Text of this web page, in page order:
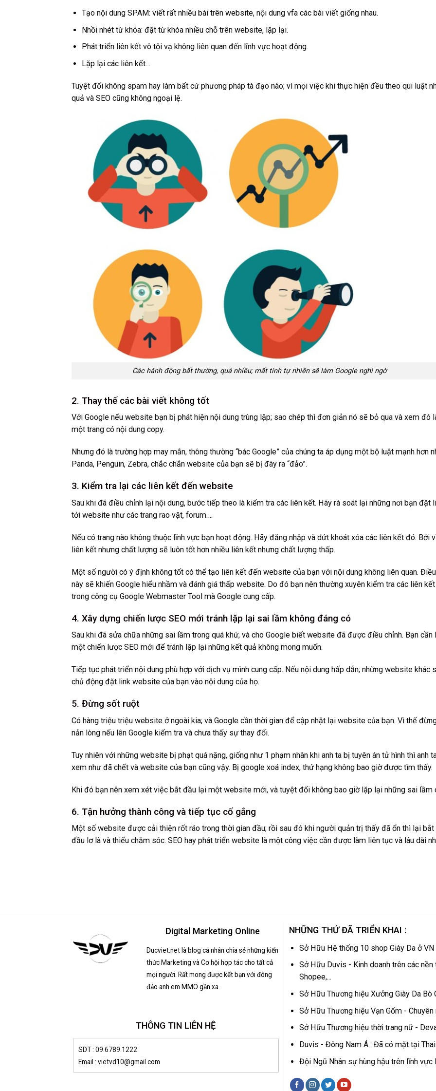
Tạo nội dung SPAM: viết rất nhiều bài trên website, nội dung vfa các bài viết giống nhau.
Nhồi nhét từ khóa: đặt từ khóa nhiều chỗ trên website, lặp lại.
Phát triển liên kết vô tội vạ không liên quan đến lĩnh vực hoạt động.
Lặp lại các liên kết…
Tuyệt đối không spam hay làm bất cứ phương pháp tà đạo nào; vì mọi việc khi thực hiện đều theo qui luật
quả và SEO cũng không ngoại lệ.
Các hành động bất thường, quá nhiều; mất tính tự nhiên sẽ làm Google nghi ngờ
2. Thay thế các bài viết không tốt
Với Google nếu website bạn bị phát hiện nội dung trùng lặp; sao chép thì đơn giản nó sẽ bỏ qua và xem đó
một trang có nội dung copy.
Nhưng đó là trường hợp may mắn, thông thường “bác Google” của chúng ta áp dụng một bộ luật mạnh hơn
Panda, Penguin, Zebra, chắc chắn website của bạn sẽ bị đày ra “đảo”.
3. Kiểm tra lại các liên kết đến website
Sau khi đã điều chỉnh lại nội dung, bước tiếp theo là kiểm tra các liên kết. Hãy rà soát lại những nơi bạn đặt
tới website như các trang rao vặt, forum….
Nếu có trang nào không thuộc lĩnh vực bạn hoạt động. Hãy đăng nhập và dứt khoát xóa các liên kết đó. Bởi
liên kết nhưng chất lượng sẽ luôn tốt hơn nhiều liên kết nhưng chất lượng thấp.
Một số người có ý định không tốt có thể tạo liên kết đến website của bạn với nội dung không liên quan. Điều
này sẽ khiến Google hiểu nhầm và đánh giá thấp website. Do đó bạn nên thường xuyên kiểm tra các liên kết
trong công cụ Google Webmaster Tool mà Google cung cấp.
4. Xây dựng chiến lược SEO mới tránh lặp lại sai lầm không đáng có
Sau khi đã sửa chữa những sai lầm trong quá khứ, và cho Google biết website đã được điều chỉnh. Bạn cần
một chiến lược SEO mới để tránh lặp lại những kết quả không mong muốn.
Tiếp tục phát triển nội dung phù hợp với dịch vụ mình cung cấp. Nếu nội dung hấp dẫn; những website khác
chủ động đặt link website của bạn vào nội dung của họ.
5. Đừng sốt ruột
Có hàng triệu triệu website ở ngoài kia; và Google cần thời gian để cập nhật lại website của bạn. Vì thế
nản lòng nếu lên Google kiểm tra và chưa thấy sự thay đổi.
Tuy nhiên với những website bị phạt quá nặng, giống như 1 phạm nhân khi anh ta bị tuyên án tử hình thì anh
xem như đã chết và website của bạn cũng vậy. Bị google xoá index, thứ hạng không bao giờ được tìm thấy.
Khi đó bạn nên xem xét việc bắt đầu lại một website mới, và tuyệt đối không bao giờ lặp lại những sai lầm
6. Tận hưởng thành công và tiếp tục cố gắng
Một số website được cải thiện rốt ráo trong thời gian đầu; rồi sau đó khi người quản trị thấy đã ổn thì lại bắt
đầu lơ là và thiếu chăm sóc. SEO hay phát triển website là một công việc cần được làm liên tục và lâu dài
Digital Marketing Online
Ducviet.net là blog cá nhân chia sẻ những kiến
thức Marketing và Cơ hội hợp tác cho tất cả
mọi người. Rất mong được kết bạn với đông
đảo anh em MMO gần xa.
THÔNG TIN LIÊN HỆ
SDT : 09.6789.1222
Email : vietvd10@gmail.com
NHỮNG THỨ ĐÃ TRIỂN KHAI :
Sở Hữu Hệ thống 10 shop Giày Da ở
Sở Hữu Duvis - Kinh doanh trên các
Shopee,...
Sở Hữu Thương hiệu Xưởng Giày Da Bò
Sở Hữu Thương hiệu Vạn Gốm -
Sở Hữu Thương hiệu thời trang nữ -
Duvis - Đông Nam Á : Đã có mặt tại
Đội Ngũ Nhân sự hùng hậu trên lĩnh